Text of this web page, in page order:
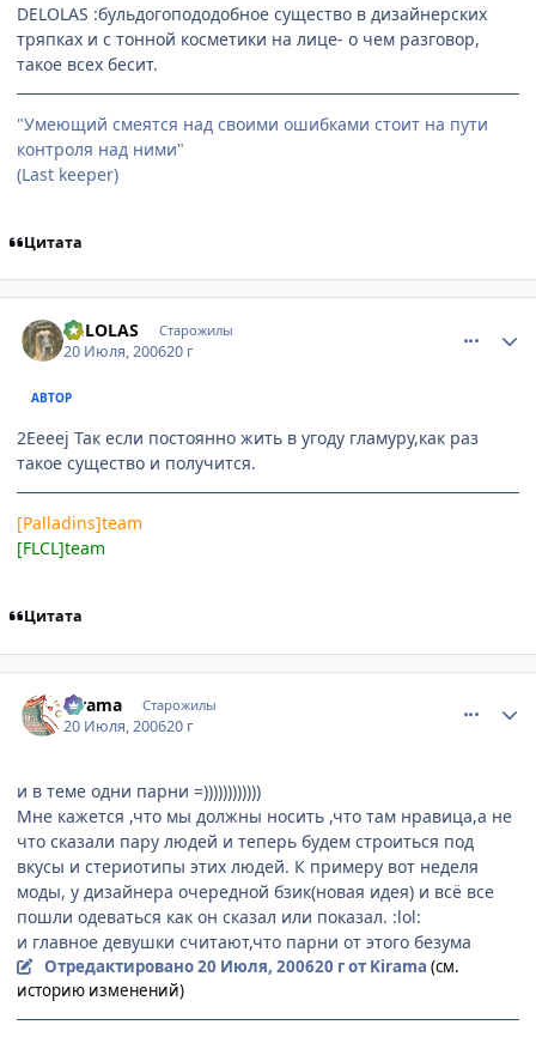
DELOLAS :бульдогопододобное существо в дизайнерских
тряпках и с тонной косметики на лице- о чем разговор,
такое всех бесит.
"Умеющий смеятся над своими ошибками стоит на пути
контроля над ними"
(Last keeper)
Цитата
DELOLAS Старожилы
20 Июля, 200620 г
АВТОР
2Eeeej Так если постоянно жить в угоду гламуру,как раз
такое существо и получится.
[Palladins]team
[FLCL]team
Цитата
Kirama Старожилы
20 Июля, 200620 г
и в теме одни парни =))))))))))))
Мне кажется ,что мы должны носить ,что там нравица,а не
что сказали пару людей и теперь будем строиться под
вкусы и стериотипы этих людей. К примеру вот неделя
моды, у дизайнера очередной бзик(новая идея) и всё все
пошли одеваться как он сказал или показал. :lol:
и главное девушки считают,что парни от этого безума
Отредактировано20 Июля, 200620 гот Kirama (см.
историю изменений)